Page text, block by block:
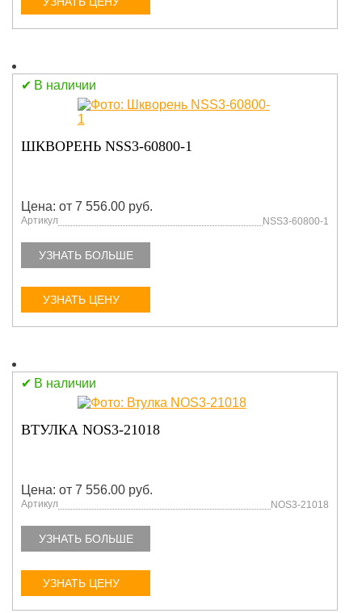
В наличии
ШКВОРЕНЬ NSS3-60800-1
Цена: от 7 556.00 руб.
Артикул NSS3-60800-1
УЗНАТЬ БОЛЬШЕ
УЗНАТЬ ЦЕНУ
В наличии
ВТУЛКА NOS3-21018
Цена: от 7 556.00 руб.
Артикул NOS3-21018
УЗНАТЬ БОЛЬШЕ
УЗНАТЬ ЦЕНУ